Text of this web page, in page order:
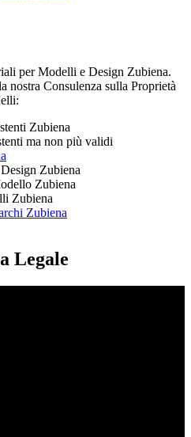
per Modelli e Design Zubiena.
nostra Consulenza sulla Proprietà
Zubiena
ma non più validi
Zubiena
Zubiena
Zubiena
Zubiena
Legale